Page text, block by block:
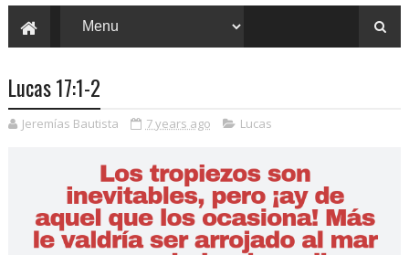
Lucas 17:1-2
Jeremías Bautista 7 years ago Lucas